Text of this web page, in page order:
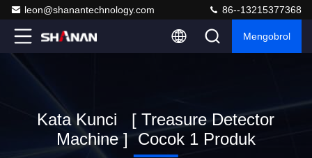
leon@shanantechnology.com 86--13215377368
Mengobrol
Kata Kunci [ Treasure Detector
Machine ] Cocok 1 Produk